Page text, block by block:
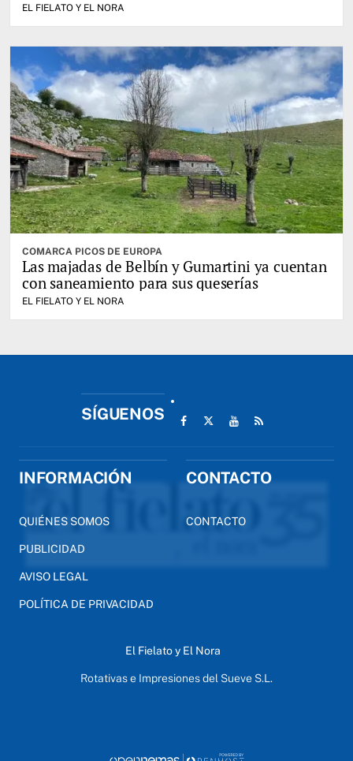
EL FIELATO Y EL NORA
COMARCA PICOS DE EUROPA
Las majadas de Belbín y Gumartini ya cuentan
con saneamiento para sus queserías
EL FIELATO Y EL NORA
SÍGUENOS
INFORMACIÓN
QUIÉNES SOMOS
PUBLICIDAD
AVISO LEGAL
POLÍTICA DE PRIVACIDAD
CONTACTO
CONTACTO
El Fielato y El Nora
Rotativas e Impresiones del Sueve S.L.